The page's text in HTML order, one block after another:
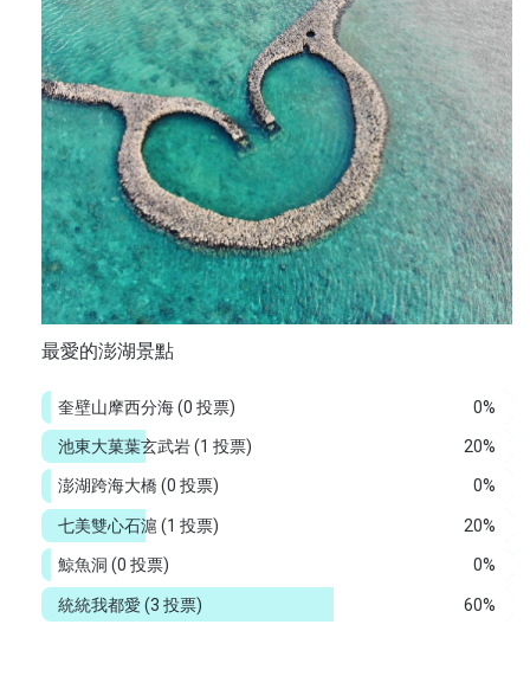
最愛的澎湖景點
0%
奎壁山摩西分海(0 投票)
20%
池東大菓葉玄武岩(1 投票)
0%
澎湖跨海大橋(0 投票)
20%
七美雙心石滬 (1 投票)
0%
鯨魚洞 (0 投票)
60%
統統我都愛 (3 投票)